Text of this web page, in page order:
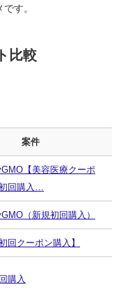
す。
比較
案件
【美容医療クーポ
回購入…
（新規初回購入）
回クーポン購入】
購入